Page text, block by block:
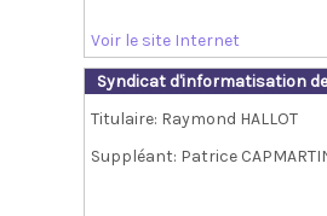
Voir le site Internet
Syndicat d'informatisation
Titulaire: Raymond HALLOT
Suppléant: Patrice